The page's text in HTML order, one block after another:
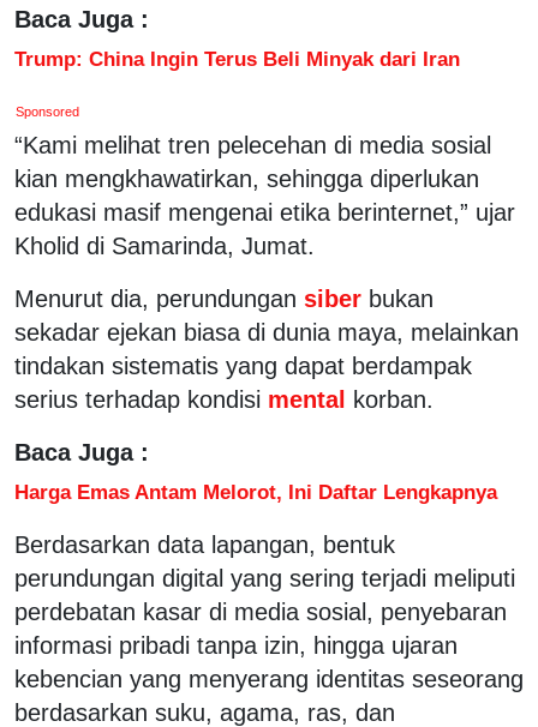
Baca Juga :
Trump: China Ingin Terus Beli Minyak dari Iran
Sponsored
“Kami melihat tren pelecehan di media sosial
kian mengkhawatirkan, sehingga diperlukan
edukasi masif mengenai etika berinternet,” ujar
Kholid di Samarinda, Jumat.
Menurut dia, perundungan siber bukan
sekadar ejekan biasa di dunia maya, melainkan
tindakan sistematis yang dapat berdampak
serius terhadap kondisi mental
korban.
Baca Juga :
Harga Emas Antam Melorot, Ini Daftar Lengkapnya
Berdasarkan data lapangan, bentuk
perundungan digital yang sering terjadi meliputi
perdebatan kasar di media sosial, penyebaran
informasi pribadi tanpa izin, hingga ujaran
kebencian yang menyerang identitas seseorang
berdasarkan suku, agama, ras, dan